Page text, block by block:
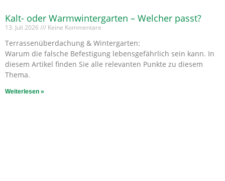
Kalt- oder Warmwintergarten – Welcher passt?
13. Juli 2026 Keine Kommentare
Terrassenüberdachung & Wintergarten:
Warum die falsche Befestigung lebensgefährlich sein kann. In
diesem Artikel finden Sie alle relevanten Punkte zu diesem
Thema.
Weiterlesen »